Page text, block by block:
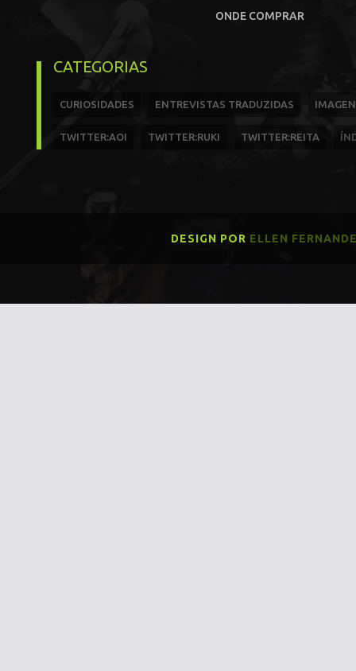
ONDE COMPRAR
CATEGORIAS
CURIOSIDADES ENTREVISTAS TRADUZIDAS
TWITTER:AOI TWITTER:RUKI TWITTER:REITA
DESIGN POR ELLEN